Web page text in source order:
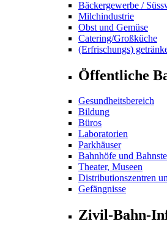
Bäckergewerbe /
Milchindustrie
Obst und Gemüse
Catering/Großküche
(Erfrischungs)
Öffentliche
Gesundheitsbereich
Bildung
Büros
Laboratorien
Parkhäuser
Bahnhöfe und
Theater, Museen
Distributionszentren
Gefängnisse
Zivil-Bahn-